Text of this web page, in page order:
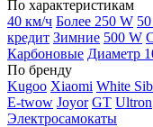
По характеристикам
40 км/ч Более 250 W
кредит Зимние 500 W
Карбоновые Диаметр
По бренду
Kugoo Xiaomi White
E-twow Joyor GT Ultron
Электросамокаты